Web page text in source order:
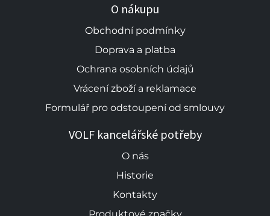
O nákupu
Obchodní podmínky
Doprava a platba
Ochrana osobních údajů
Vrácení zboží a reklamace
Formulář pro odstoupení od smlouvy
VOLF kancelářské potřeby
O nás
Historie
Kontakty